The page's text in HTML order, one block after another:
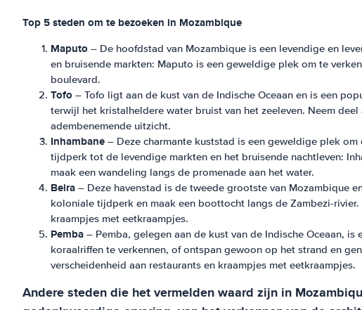
Top 5 steden om te bezoeken in Mozambique
Maputo – De hoofdstad van Mozambique is een levendige en
en bruisende markten: Maputo is een geweldige plek om te
boulevard.
Tofo – Tofo ligt aan de kust van de Indische Oceaan en is een
terwijl het kristalheldere water bruist van het zeeleven. Neem
adembenemende uitzicht.
Inhambane – Deze charmante kuststad is een geweldige plek
tijdperk tot de levendige markten en het bruisende nachtleven:
maak een wandeling langs de promenade aan het water.
Beira – Deze havenstad is de tweede grootste van Mozambique
koloniale tijdperk en maak een boottocht langs de Zambezi-
kraampjes met eetkraampjes.
Pemba – Pemba, gelegen aan de kust van de Indische Oceaan,
koraalriffen te verkennen, of ontspan gewoon op het strand en
verscheidenheid aan restaurants en kraampjes met eetkraampjes.
Andere steden die het vermelden waard zijn in